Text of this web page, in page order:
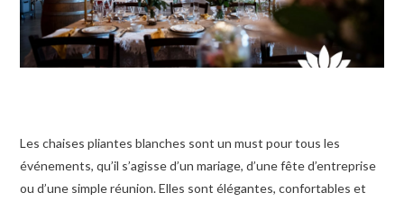
Les chaises pliantes blanches sont un must pour tous les
événements, qu’il s’agisse d’un mariage, d’une fête d’entreprise
ou d’une simple réunion. Elles sont élégantes, confortables et